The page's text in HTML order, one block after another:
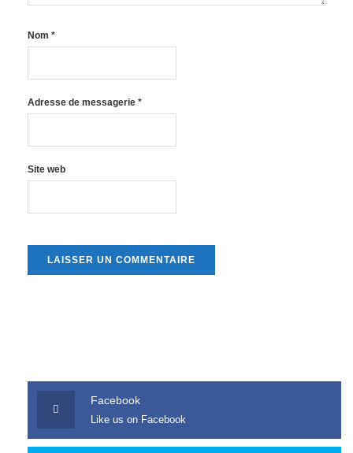
Nom *
Adresse de messagerie *
Site web
Facebook
Like us on Facebook